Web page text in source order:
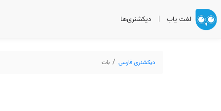
لغت یاب | دیکشنری‌ها
دیکشنری فارسی بات